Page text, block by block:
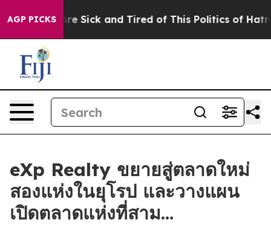
AGP PICKSAre Sick and Tired of This Politics of Hatred”
eXp Realty ขยายสู่ตลาดใหม่
สองแห่งในยุโรป และวางแผน
เปิดตลาดแห่งที่สาม…